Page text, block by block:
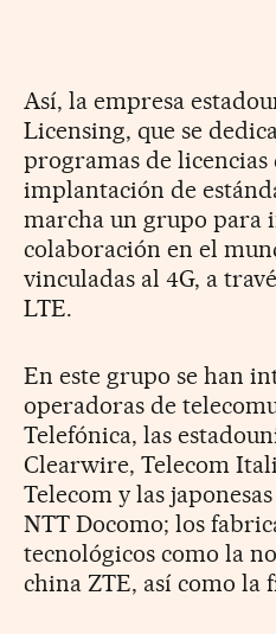
Así, la empresa
Licensing, que se
programas de licencias
implantación de
marcha un grupo para
colaboración en el
vinculadas al 4G, a
LTE.
En este grupo se han
operadoras de
Telefónica, las
Clearwire, Telecom
Telecom y las
NTT Docomo; los
tecnológicos como la
china ZTE, así como la